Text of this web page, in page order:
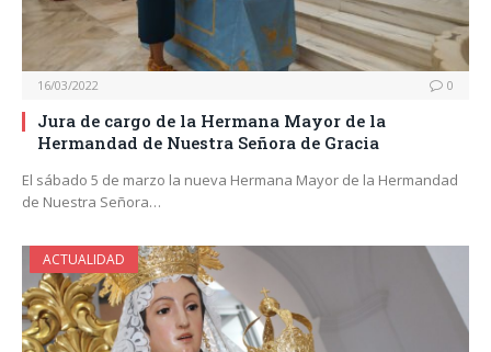
16/03/2022 0
Jura de cargo de la Hermana Mayor de la
Hermandad de Nuestra Señora de Gracia
El sábado 5 de marzo la nueva Hermana Mayor de la Hermandad
de Nuestra Señora…
ACTUALIDAD